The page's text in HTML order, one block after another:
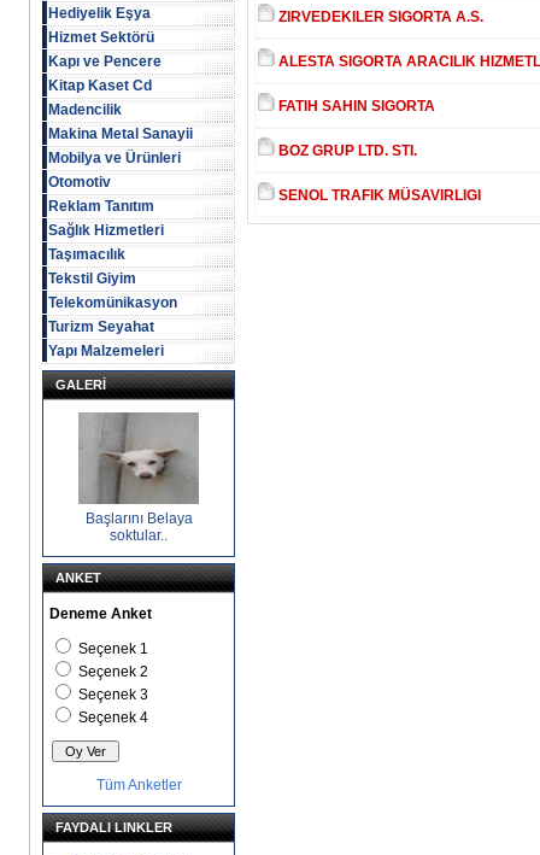
Hediyelik Eşya
Hizmet Sektörü
Kapı ve Pencere
Kitap Kaset Cd
Madencilik
Makina Metal Sanayii
Mobilya ve Ürünleri
Otomotiv
Reklam Tanıtım
Sağlık Hizmetleri
Taşımacılık
Tekstil Giyim
Telekomünikasyon
Turizm Seyahat
Yapı Malzemeleri
GALERİ
Başlarını Belaya
soktular..
ANKET
Deneme Anket
Seçenek 1
Seçenek 2
Seçenek 3
Seçenek 4
Tüm Anketler
FAYDALI LINKLER
ZIRVEDEKILER SIGORTA A.S.
ALESTA SIGORTA ARACILIK
FATIH SAHIN SIGORTA
BOZ GRUP LTD. STI.
SENOL TRAFIK MÜSAVIRLIGI